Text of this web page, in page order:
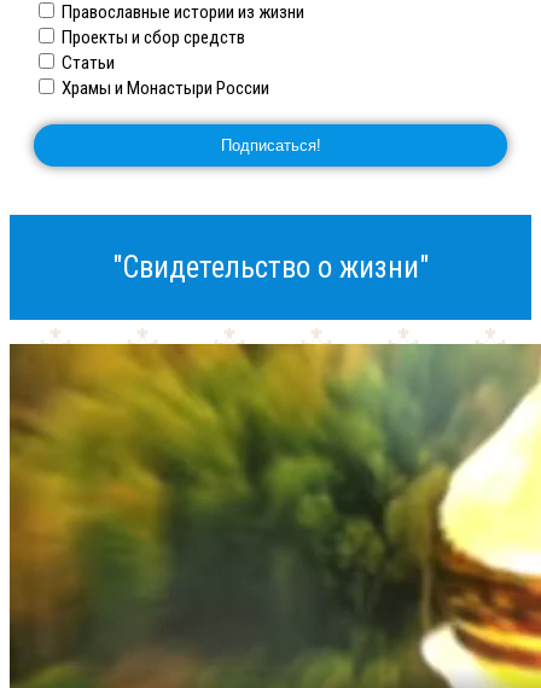
Православные истории из жизни
Проекты и сбор средств
Статьи
Храмы и Монастыри России
"Свидетельство о жизни"